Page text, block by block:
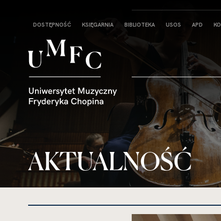
Strona
DOSTĘPNOŚĆ KSIĘGARNIA BIBLIOTEKA USOS APD
AKTUALNOŚĆ
kliknięcie